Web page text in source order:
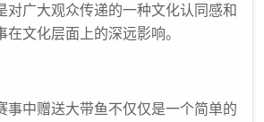
对广大观众传递的一种文化认同感和
文化层面上的深远影响。
事中赠送大带鱼不仅仅是一个简单的